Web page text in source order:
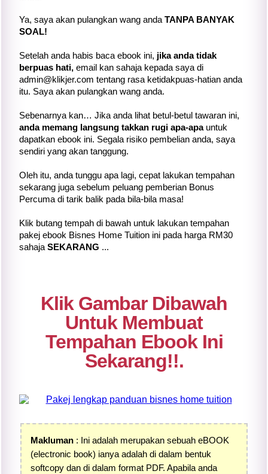
Ya, saya akan pulangkan wang anda TANPA BANYAK
SOAL!
Setelah anda habis baca ebook ini, jika anda tidak
berpuas hati, email kan sahaja kepada saya di
admin@klikjer.com tentang rasa ketidakpuas-hatian anda
itu. Saya akan pulangkan wang anda.
Sebenarnya kan… Jika anda lihat betul-betul tawaran ini,
anda memang langsung takkan rugi apa-apauntuk
dapatkan ebook ini. Segala risiko pembelian anda, saya
sendiri yang akan tanggung.
Oleh itu, anda tunggu apa lagi, cepat lakukan tempahan
sekarang juga sebelum peluang pemberian Bonus
Percuma di tarik balik pada bila-bila masa!
Klik butang tempah di bawah untuk lakukan tempahan
pakej ebook Bisnes Home Tuition ini pada harga RM30
sahaja SEKARANG ...
Klik Gambar Dibawah
Untuk Membuat
Tempahan Ebook Ini
Sekarang!!.
Makluman : Ini adalah merupakan sebuah eBOOK
(electronic book) ianya adalah di dalam bentuk
softcopy dan di dalam format PDF. Apabila anda